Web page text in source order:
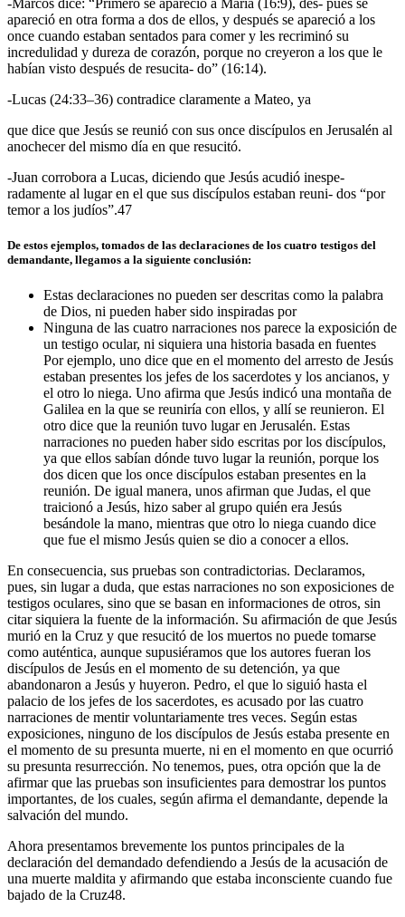
apareció en otra forma a dos de ellos, y después se apareció a los
once cuando estaban sentados para comer y les recriminó su
incredulidad y dureza de corazón, porque no creyeron a los que le
habían visto después de resucita- do” (16:14).
-Lucas (24:33–36) contradice claramente a Mateo, ya
que dice que Jesús se reunió con sus once discípulos en Jerusalén al
anochecer del mismo día en que resucitó.
-Juan corrobora a Lucas, diciendo que Jesús acudió inespe-
radamente al lugar en el que sus discípulos estaban reuni- dos “por
temor a los judíos”.47
De estos ejemplos, tomados de las declaraciones de los cuatro testigos del
demandante, llegamos a la siguiente conclusión:
Estas declaraciones no pueden ser descritas como la palabra
de Dios, ni pueden haber sido inspiradas por
Ninguna de las cuatro narraciones nos parece la exposición de
un testigo ocular, ni siquiera una historia basada en fuentes
Por ejemplo, uno dice que en el momento del arresto de Jesús
estaban presentes los jefes de los sacerdotes y los ancianos, y
el otro lo niega. Uno afirma que Jesús indicó una montaña de
Galilea en la que se reuniría con ellos, y allí se reunieron. El
otro dice que la reunión tuvo lugar en Jerusalén. Estas
narraciones no pueden haber sido escritas por los discípulos,
ya que ellos sabían dónde tuvo lugar la reunión, porque los
dos dicen que los once discípulos estaban presentes en la
reunión. De igual manera, unos afirman que Judas, el que
traicionó a Jesús, hizo saber al grupo quién era Jesús
besándole la mano, mientras que otro lo niega cuando dice
que fue el mismo Jesús quien se dio a conocer a ellos.
En consecuencia, sus pruebas son contradictorias. Declaramos,
pues, sin lugar a duda, que estas narraciones no son exposiciones de
testigos oculares, sino que se basan en informaciones de otros, sin
citar siquiera la fuente de la información. Su afirmación de que Jesús
murió en la Cruz y que resucitó de los muertos no puede tomarse
como auténtica, aunque supusiéramos que los autores fueran los
discípulos de Jesús en el momento de su detención, ya que
abandonaron a Jesús y huyeron. Pedro, el que lo siguió hasta el
palacio de los jefes de los sacerdotes, es acusado por las cuatro
narraciones de mentir voluntariamente tres veces. Según estas
exposiciones, ninguno de los discípulos de Jesús estaba presente en
el momento de su presunta muerte, ni en el momento en que ocurrió
su presunta resurrección. No tenemos, pues, otra opción que la de
afirmar que las pruebas son insuficientes para demostrar los puntos
importantes, de los cuales, según afirma el demandante, depende la
salvación del mundo.
Ahora presentamos brevemente los puntos principales de la
declaración del demandado defendiendo a Jesús de la acusación de
una muerte maldita y afirmando que estaba inconsciente cuando fue
bajado de la Cruz48.